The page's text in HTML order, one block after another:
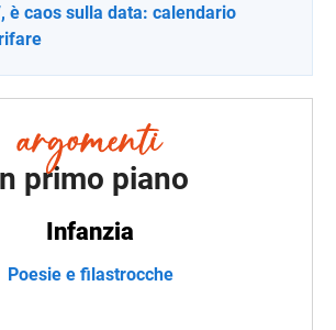
è caos sulla data: calendario
primo piano
Infanzia
Poesie e filastrocche